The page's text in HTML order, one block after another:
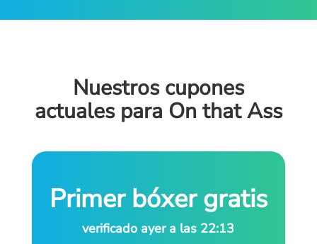
Nuestros cupones
actuales para On that Ass
Primer bóxer gratis
verificado ayer a las 22:13